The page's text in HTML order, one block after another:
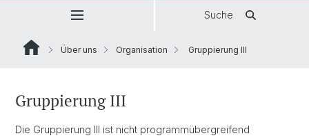
Suche
Über uns Organisation Gruppierung III
Gruppierung III
Die Gruppierung III ist nicht programmübergreifend